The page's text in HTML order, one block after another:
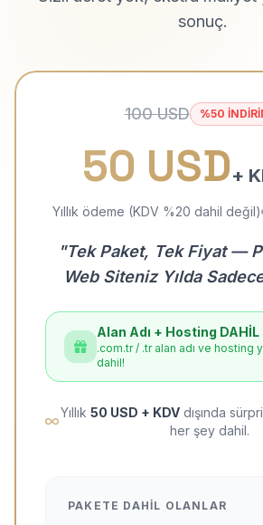
sonuç.
100 USD %50
50 USD+
Yıllık ödeme (KDV %20 dahil değil)
"Tek Paket, Tek Fiyat —
Web Siteniz Yılda
Alan Adı + Hosting DAHİL
.com.tr / .tr alan adı ve hosting
dahil!
Yıllık 50 USD + KDV dışında
her şey dahil.
PAKETE DAHIL OLANLAR